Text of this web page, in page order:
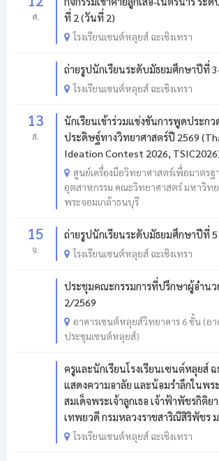
ศ.
ที่ 2 (วันที่ 2)
โรงเรียนเซนต์หลุยส์ ฉะเชิงเทรา
ถ่ายรูปนักเรียนระดับมัธยมศึกษาปีที่
โรงเรียนเซนต์หลุยส์ ฉะเชิงเทรา
13
ส.
นักเรียนเข้าร่วมแข่งขันการพูดประกว
ประดิษฐ์ทางวิทยาศาสตร์ปี 2569
Ideation Contest 2026,
ศูนย์เครื่องมือวิทยาศาสตร์เพื่อมาตรฐ
อุตสาหกรรม คณะวิทยาศาสตร์ มหาวิทย
พระจอมเกล้าธนบุรี
15
จ.
ถ่ายรูปนักเรียนระดับมัธยมศึกษาปีที่ 5
โรงเรียนเซนต์หลุยส์ ฉะเชิงเทรา
ประชุมคณะกรรมการที่ปรึกษาผู้อำนว
2/2569
อาคารเซนต์หลุยส์วิทยาคาร 6 ชั้น (อา
ประชุมเซนต์หลุยส์)
ครูและนักเรียนโรงเรียนเซนต์หลุยส์ ฉ
แสดงความอาลัย และน้อมรำลึกในพ
สมเด็จพระเจ้าลูกเธอ เจ้าฟ้าพัชรกิติย
เทพยวดี กรมหลวงราชสาริณีสิริพัชร
โรงเรียนเซนต์หลุยส์ ฉะเชิงเทรา